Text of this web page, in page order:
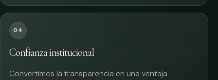
04
Confianza institucional
Convertimos la transparencia en una ventaja